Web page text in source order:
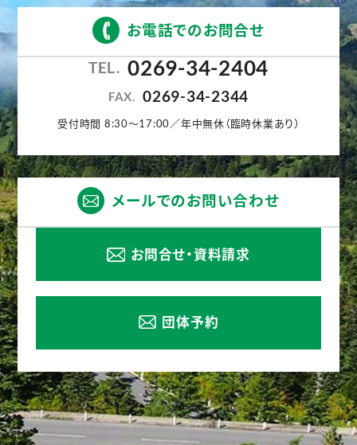
お電話でのお問合せ
TEL. 0269-34-2404
FAX. 0269-34-2344
受付時間 8:30〜17:00／年中無休（臨時休業あり）
メールでのお問い合わせ
お問合せ・資料請求
団体予約